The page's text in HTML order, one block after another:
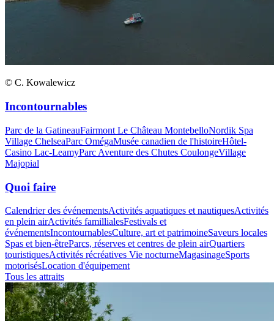
© C. Kowalewicz
Incontournables
Parc de la GatineauFairmont Le Château MontebelloNordik Spa
Village ChelseaParc OmégaMusée canadien de l'histoireHôtel-
Casino Lac-LeamyParc Aventure des Chutes CoulongeVillage
Majopial
Quoi faire
Calendrier des événementsActivités aquatiques et nautiquesActivités
en plein airActivités famillialesFestivals et
événementsIncontournablesCulture, art et patrimoineSaveurs locales
Spas et bien-êtreParcs, réserves et centres de plein airQuartiers
touristiquesActivités récréatives Vie nocturneMagasinageSports
motorisésLocation d'équipement
Tous les attraits